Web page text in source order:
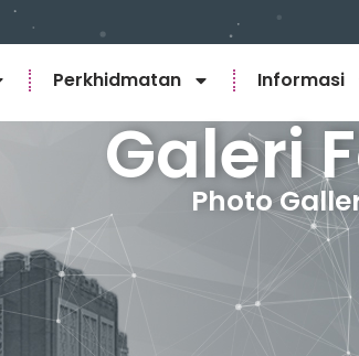
Perkhidmatan Informasi
Galeri
Photo